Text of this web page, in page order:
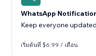
WhatsApp
Keep everyone
เริ่มต้นที่ $6.99 / เดือน